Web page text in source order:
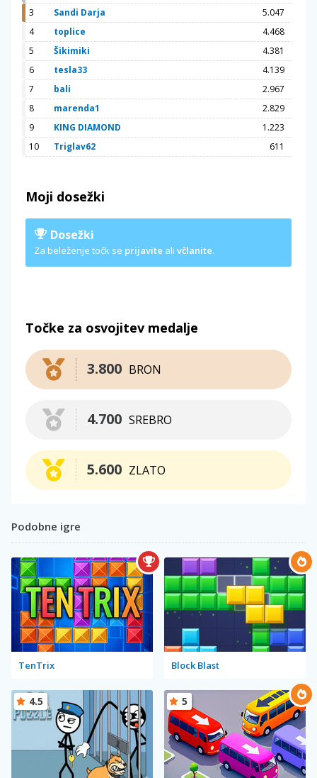
3
Sandi Darja
5.047
4
toplice
4.468
5
Šikimiki
4.381
6
tesla33
4.139
7
bali
2.967
8
marenda1
2.829
9
KING DIAMOND
1.223
10
Triglav62 611
Moji dosežki
Dosežki
Za beleženje točk se prijavite ali včlanite.
Točke za osvojitev medalje
BRON
3.800
SREBRO
4.700
ZLATO
5.600
Podobne igre
TenTrix Block Blast
4.5 5